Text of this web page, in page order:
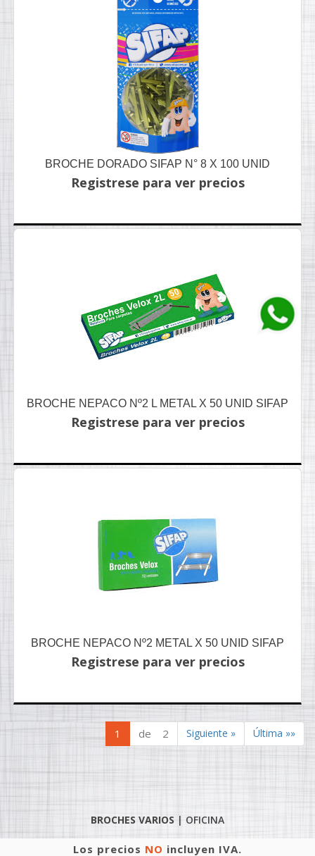
BROCHE DORADO SIFAP N° 8 X 100 UNID
Registrese para ver precios
BROCHE NEPACO Nº2 L METAL X 50 UNID SIFAP
Registrese para ver precios
BROCHE NEPACO Nº2 METAL X 50 UNID SIFAP
Registrese para ver precios
1 de 2 Siguiente » Última »»
BROCHES VARIOS | OFICINA
Los precios NO incluyen IVA.